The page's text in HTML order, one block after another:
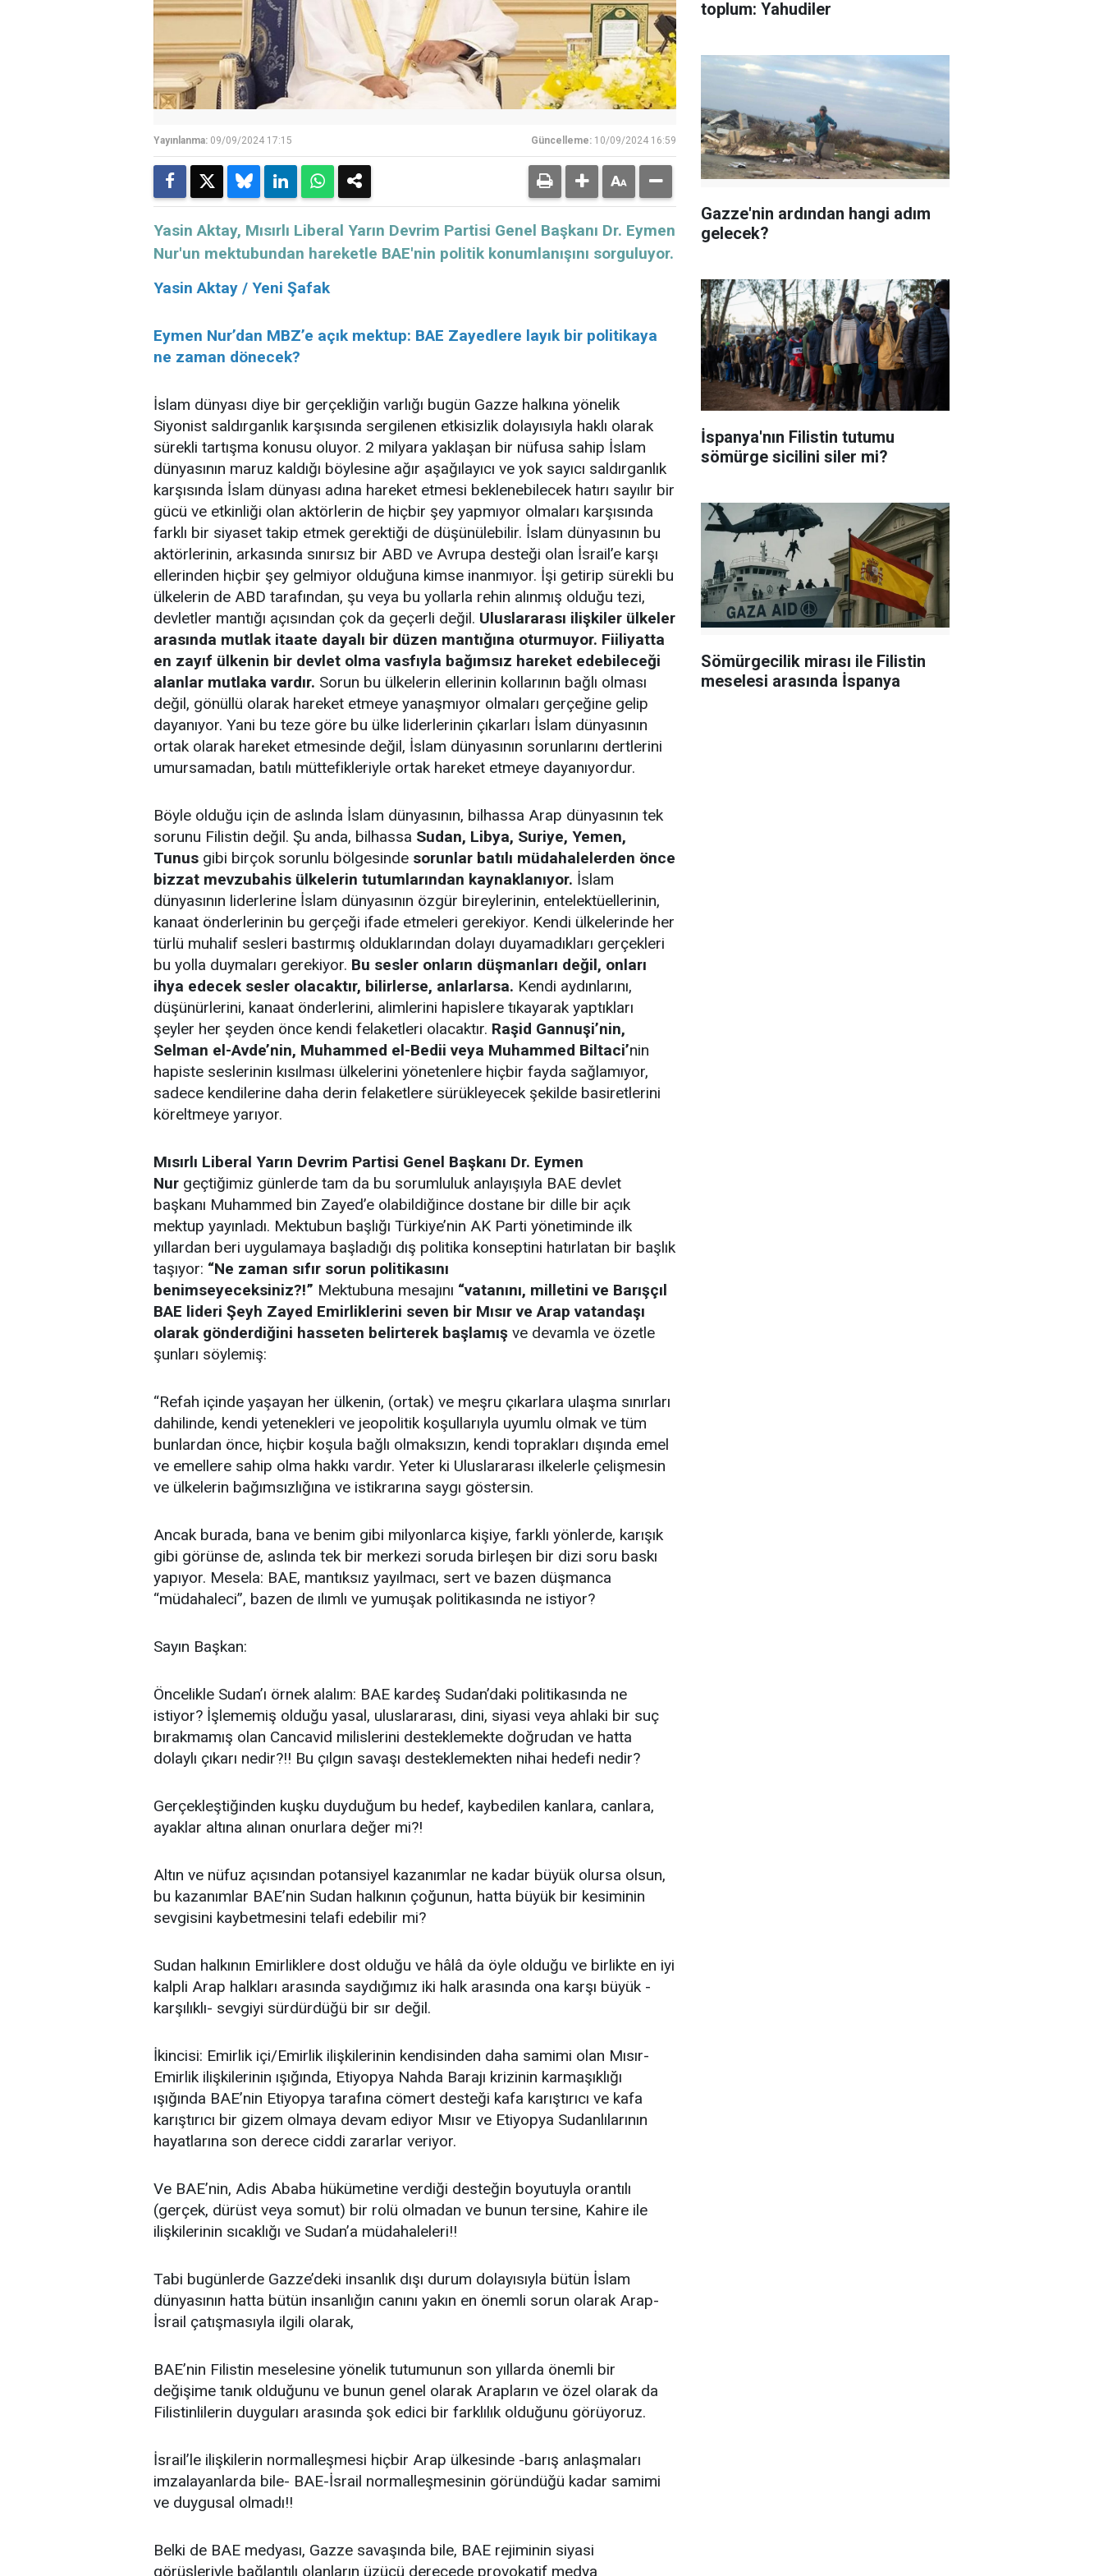
Yayınlanma: 09/09/2024 17:15 Güncelleme: 10/09/2024 16:59
Yasin Aktay, Mısırlı Liberal Yarın Devrim Partisi Genel Başkanı Dr. Eymen
Nur'un mektubundan hareketle BAE'nin politik konumlanışını sorguluyor.
Yasin Aktay / Yeni Şafak
Eymen Nur’dan MBZ’e açık mektup: BAE Zayedlere layık bir politikaya
ne zaman dönecek?
İslam dünyası diye bir gerçekliğin varlığı bugün Gazze halkına yönelik
Siyonist saldırganlık karşısında sergilenen etkisizlik dolayısıyla haklı olarak
sürekli tartışma konusu oluyor. 2 milyara yaklaşan bir nüfusa sahip İslam
dünyasının maruz kaldığı böylesine ağır aşağılayıcı ve yok sayıcı saldırganlık
karşısında İslam dünyası adına hareket etmesi beklenebilecek hatırı sayılır bir
gücü ve etkinliği olan aktörlerin de hiçbir şey yapmıyor olmaları karşısında
farklı bir siyaset takip etmek gerektiği de düşünülebilir. İslam dünyasının bu
aktörlerinin, arkasında sınırsız bir ABD ve Avrupa desteği olan İsrail’e karşı
ellerinden hiçbir şey gelmiyor olduğuna kimse inanmıyor. İşi getirip sürekli bu
ülkelerin de ABD tarafından, şu veya bu yollarla rehin alınmış olduğu tezi,
devletler mantığı açısından çok da geçerli değil. Uluslararası ilişkiler ülkeler
arasında mutlak itaate dayalı bir düzen mantığına oturmuyor. Fiiliyatta
en zayıf ülkenin bir devlet olma vasfıyla bağımsız hareket edebileceği
alanlar mutlaka vardır. Sorun bu ülkelerin ellerinin kollarının bağlı olması
değil, gönüllü olarak hareket etmeye yanaşmıyor olmaları gerçeğine gelip
dayanıyor. Yani bu teze göre bu ülke liderlerinin çıkarları İslam dünyasının
ortak olarak hareket etmesinde değil, İslam dünyasının sorunlarını dertlerini
umursamadan, batılı müttefikleriyle ortak hareket etmeye dayanıyordur.
Böyle olduğu için de aslında İslam dünyasının, bilhassa Arap dünyasının tek
sorunu Filistin değil. Şu anda, bilhassa Sudan, Libya, Suriye, Yemen,
Tunus gibi birçok sorunlu bölgesinde sorunlar batılı müdahalelerden önce
bizzat mevzubahis ülkelerin tutumlarından kaynaklanıyor. İslam
dünyasının liderlerine İslam dünyasının özgür bireylerinin, entelektüellerinin,
kanaat önderlerinin bu gerçeği ifade etmeleri gerekiyor. Kendi ülkelerinde her
türlü muhalif sesleri bastırmış olduklarından dolayı duyamadıkları gerçekleri
bu yolla duymaları gerekiyor. Bu sesler onların düşmanları değil, onları
ihya edecek sesler olacaktır, bilirlerse, anlarlarsa. Kendi aydınlarını,
düşünürlerini, kanaat önderlerini, alimlerini hapislere tıkayarak yaptıkları
şeyler her şeyden önce kendi felaketleri olacaktır. Raşid Gannuşi’nin,
Selman el-Avde’nin, Muhammed el-Bedii veya Muhammed Biltaci’nin
hapiste seslerinin kısılması ülkelerini yönetenlere hiçbir fayda sağlamıyor,
sadece kendilerine daha derin felaketlere sürükleyecek şekilde basiretlerini
köreltmeye yarıyor.
Mısırlı Liberal Yarın Devrim Partisi Genel Başkanı Dr. Eymen
Nur geçtiğimiz günlerde tam da bu sorumluluk anlayışıyla BAE devlet
başkanı Muhammed bin Zayed’e olabildiğince dostane bir dille bir açık
mektup yayınladı. Mektubun başlığı Türkiye’nin AK Parti yönetiminde ilk
yıllardan beri uygulamaya başladığı dış politika konseptini hatırlatan bir başlık
taşıyor: “Ne zaman sıfır sorun politikasını
benimseyeceksiniz?!” Mektubuna mesajını “vatanını, milletini ve Barışçıl
BAE lideri Şeyh Zayed Emirliklerini seven bir Mısır ve Arap vatandaşı
olarak gönderdiğini hasseten belirterek başlamış ve devamla ve özetle
şunları söylemiş:
“Refah içinde yaşayan her ülkenin, (ortak) ve meşru çıkarlara ulaşma sınırları
dahilinde, kendi yetenekleri ve jeopolitik koşullarıyla uyumlu olmak ve tüm
bunlardan önce, hiçbir koşula bağlı olmaksızın, kendi toprakları dışında emel
ve emellere sahip olma hakkı vardır. Yeter ki Uluslararası ilkelerle çelişmesin
ve ülkelerin bağımsızlığına ve istikrarına saygı göstersin.
Ancak burada, bana ve benim gibi milyonlarca kişiye, farklı yönlerde, karışık
gibi görünse de, aslında tek bir merkezi soruda birleşen bir dizi soru baskı
yapıyor. Mesela: BAE, mantıksız yayılmacı, sert ve bazen düşmanca
“müdahaleci”, bazen de ılımlı ve yumuşak politikasında ne istiyor?
Sayın Başkan:
Öncelikle Sudan’ı örnek alalım: BAE kardeş Sudan’daki politikasında ne
istiyor? İşlememiş olduğu yasal, uluslararası, dini, siyasi veya ahlaki bir suç
bırakmamış olan Cancavid milislerini desteklemekte doğrudan ve hatta
dolaylı çıkarı nedir?!! Bu çılgın savaşı desteklemekten nihai hedefi nedir?
Gerçekleştiğinden kuşku duyduğum bu hedef, kaybedilen kanlara, canlara,
ayaklar altına alınan onurlara değer mi?!
Altın ve nüfuz açısından potansiyel kazanımlar ne kadar büyük olursa olsun,
bu kazanımlar BAE’nin Sudan halkının çoğunun, hatta büyük bir kesiminin
sevgisini kaybetmesini telafi edebilir mi?
Sudan halkının Emirliklere dost olduğu ve hâlâ da öyle olduğu ve birlikte en iyi
kalpli Arap halkları arasında saydığımız iki halk arasında ona karşı büyük -
karşılıklı- sevgiyi sürdürdüğü bir sır değil.
İkincisi: Emirlik içi/Emirlik ilişkilerinin kendisinden daha samimi olan Mısır-
Emirlik ilişkilerinin ışığında, Etiyopya Nahda Barajı krizinin karmaşıklığı
ışığında BAE’nin Etiyopya tarafına cömert desteği kafa karıştırıcı ve kafa
karıştırıcı bir gizem olmaya devam ediyor Mısır ve Etiyopya Sudanlılarının
hayatlarına son derece ciddi zararlar veriyor.
Ve BAE’nin, Adis Ababa hükümetine verdiği desteğin boyutuyla orantılı
(gerçek, dürüst veya somut) bir rolü olmadan ve bunun tersine, Kahire ile
ilişkilerinin sıcaklığı ve Sudan’a müdahaleleri!!
Tabi bugünlerde Gazze’deki insanlık dışı durum dolayısıyla bütün İslam
dünyasının hatta bütün insanlığın canını yakın en önemli sorun olarak Arap-
İsrail çatışmasıyla ilgili olarak,
BAE’nin Filistin meselesine yönelik tutumunun son yıllarda önemli bir
değişime tanık olduğunu ve bunun genel olarak Arapların ve özel olarak da
Filistinlilerin duyguları arasında şok edici bir farklılık olduğunu görüyoruz.
İsrail’le ilişkilerin normalleşmesi hiçbir Arap ülkesinde -barış anlaşmaları
imzalayanlarda bile- BAE-İsrail normalleşmesinin göründüğü kadar samimi
ve duygusal olmadı!!
Belki de BAE medyası, Gazze savaşında bile, BAE rejiminin siyasi
görüşleriyle bağlantılı olanların üzücü derecede provokatif medya
toplum: Yahudiler
Gazze'nin ardından hangi adım
gelecek?
İspanya'nın Filistin tutumu
sömürge sicilini siler mi?
Sömürgecilik mirası ile Filistin
meselesi arasında İspanya